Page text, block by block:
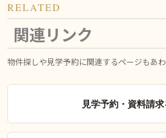
RELATED
関連リンク
物件探しや見学予約に関連するページもあわ
見学予約・資料請